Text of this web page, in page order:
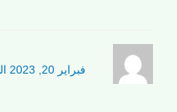
فبراير 20, 2023 الساعة 3:15 ص